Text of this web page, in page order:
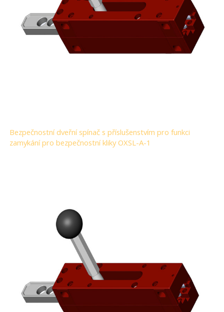
Bezpečnostní dveřní spínač s příslušenstvím pro funkci
zamykání pro bezpečnostní kliky OXSL-A-1